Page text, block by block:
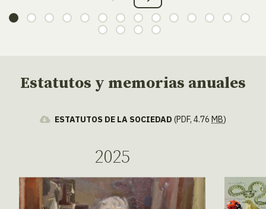
Estatutos y memorias anuales
ESTATUTOS DE LA SOCIEDAD (PDF, 4.76 MB)
2025